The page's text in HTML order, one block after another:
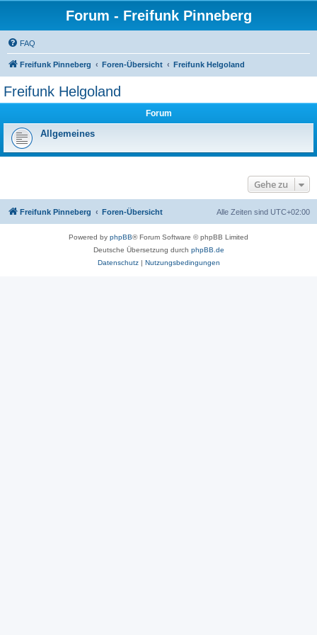
Forum - Freifunk Pinneberg
FAQ
Freifunk Pinneberg Foren-Übersicht Freifunk Helgoland
Freifunk Helgoland
Forum
Allgemeines
Gehe zu
Freifunk Pinneberg Foren-Übersicht Alle Zeiten sind UTC+02:00
Powered by phpBB® Forum Software © phpBB Limited
Deutsche Übersetzung durch phpBB.de
Datenschutz| Nutzungsbedingungen